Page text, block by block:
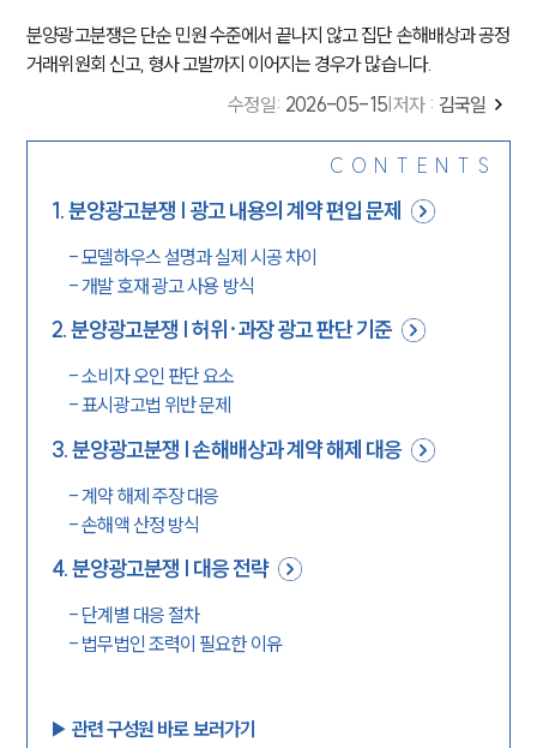
분양광고분쟁은 단순 민원 수준에서 끝나지 않고 집단 손해배상과 공정
거래위원회 신고, 형사 고발까지 이어지는 경우가 많습니다.
수정일: 2026-05-15 저자 : 김국일
CONTENTS
1.분양광고분쟁 | 광고 내용의 계약 편입 문제
-모델하우스 설명과 실제 시공 차이
-개발 호재 광고 사용 방식
2.분양광고분쟁 | 허위·과장 광고 판단 기준
-소비자 오인 판단 요소
-표시광고법 위반 문제
3.분양광고분쟁 | 손해배상과 계약 해제 대응
-계약 해제 주장 대응
-손해액 산정 방식
4.분양광고분쟁 | 대응 전략
- 단계별 대응 절차
- 법무법인 조력이 필요한 이유
▶︎ 관련 구성원 바로 보러가기